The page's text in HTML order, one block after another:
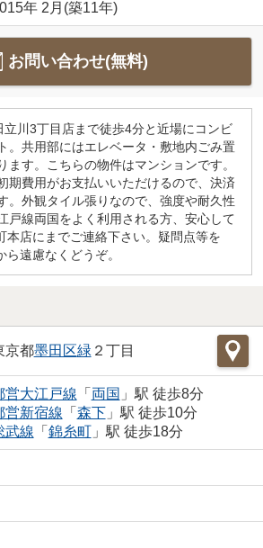
年 2月(築11年)
お問い合わせ(無料)
川3丁目店まで徒歩4分と近場にコンビ
。共用部にはエレベータ・敷地内ごみ置
ます。こちらの物件はマンションです。
期費用がお支払いいただけるので、決済
。外観タイル張りなので、強度や耐久性
戸線両国をよく利用される方、安心して
店にまでご連絡下さい。疑問点等を
遠慮なくどうぞ。
京都墨田区緑 ２丁目
営大江戸線 「 両国 」駅 徒歩8分
営新宿線 「 森下」駅 徒歩10分
武線 「 錦糸町」駅 徒歩18分